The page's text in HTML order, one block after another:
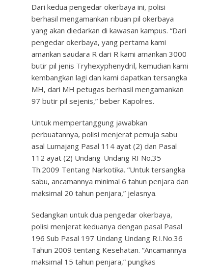
Dari kedua pengedar okerbaya ini, polisi
berhasil mengamankan ribuan pil okerbaya
yang akan diedarkan di kawasan kampus. “Dari
pengedar okerbaya, yang pertama kami
amankan saudara R dari R kami amankan 3000
butir pil jenis Tryhexyphenydril, kemudian kami
kembangkan lagi dan kami dapatkan tersangka
MH, dari MH petugas berhasil mengamankan
97 butir pil sejenis,” beber Kapolres.
Untuk mempertanggung jawabkan
perbuatannya, polisi menjerat pemuja sabu
asal Lumajang Pasal 114 ayat (2) dan Pasal
112 ayat (2) Undang-Undang RI No.35
Th.2009 Tentang Narkotika. “Untuk tersangka
sabu, ancamannya minimal 6 tahun penjara dan
maksimal 20 tahun penjara,” jelasnya.
Sedangkan untuk dua pengedar okerbaya,
polisi menjerat keduanya dengan pasal Pasal
196 Sub Pasal 197 Undang Undang R.I.No.36
Tahun 2009 tentang Kesehatan. “Ancamannya
maksimal 15 tahun penjara,” pungkas